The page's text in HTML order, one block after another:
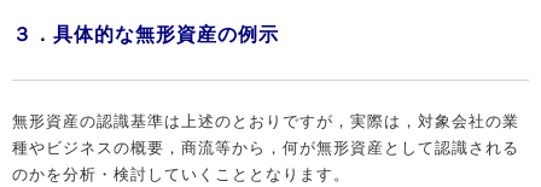
３．具体的な無形資産の例示
無形資産の認識基準は上述のとおりですが，実際は，対象会社の業
種やビジネスの概要，商流等から，何が無形資産として認識される
のかを分析・検討していくこととなります。